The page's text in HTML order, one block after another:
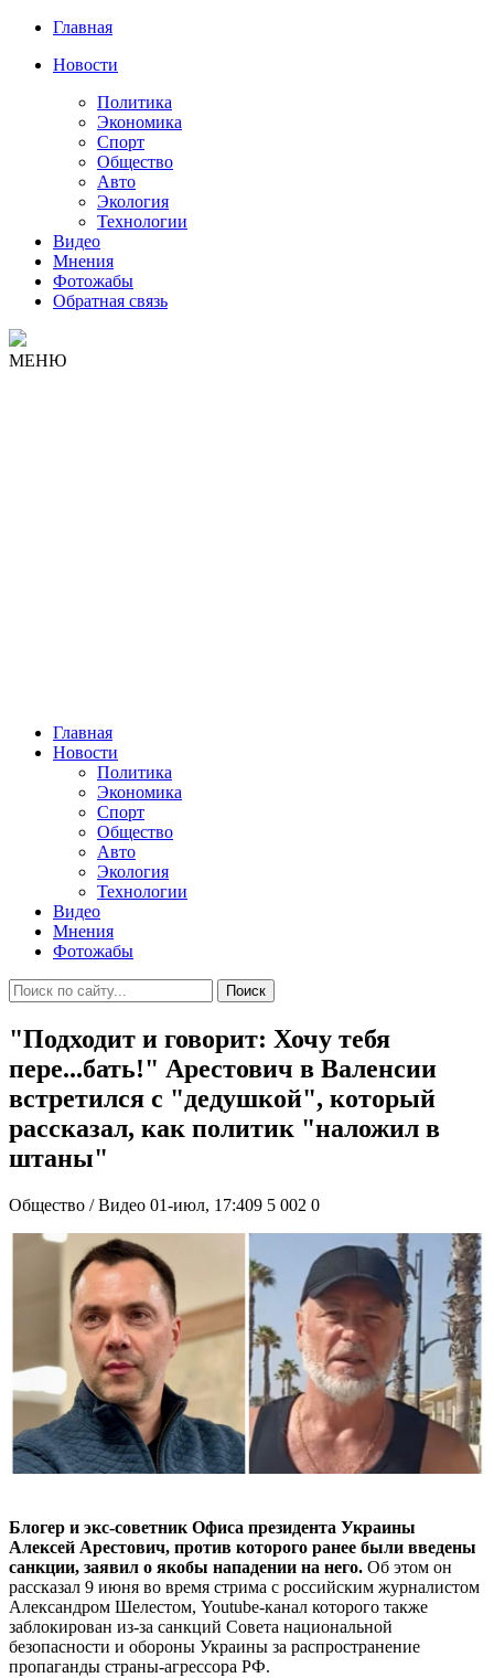
Главная
Новости
Политика
Экономика
Спорт
Общество
Авто
Экология
Технологии
Видео
Мнения
Фотожабы
Обратная связь
МЕНЮ
Главная
Новости
Политика
Экономика
Спорт
Общество
Авто
Экология
Технологии
Видео
Мнения
Фотожабы
Поиск
"Подходит и говорит: Хочу тебя
пере...бать!" Арестович в Валенсии
встретился с "дедушкой", который
рассказал, как политик "наложил в
штаны"
Общество / Видео 01-июл, 17:409 5 002 0
Блогер и экс-советник Офиса президента Украины
Алексей Арестович, против которого ранее были введены
санкции, заявил о якобы нападении на него. Об этом он
рассказал 9 июня во время стрима с российским журналистом
Александром Шелестом, Youtube-канал которого также
заблокирован из-за санкций Совета национальной
безопасности и обороны Украины за распространение
пропаганды страны-агрессора РФ.